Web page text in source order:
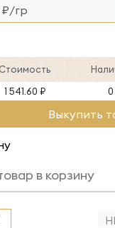
₽/гр
Стоимость
1 541.60 ₽ 0
Выкупить